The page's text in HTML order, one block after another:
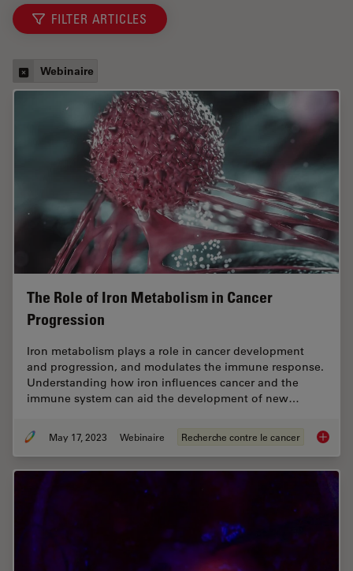
FILTER ARTICLES
Webinaire
The Role of Iron Metabolism in Cancer
Progression
Iron metabolism plays a role in cancer development
and progression, and modulates the immune response.
Understanding how iron influences cancer and the
immune system can aid the development of new…
May 17, 2023 Webinaire Recherche contre le cancer The